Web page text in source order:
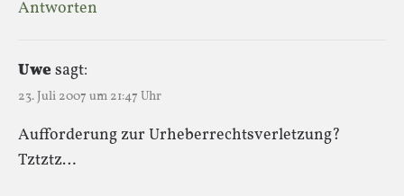
Antworten
Uwesagt:
23. Juli 2007 um 21:47 Uhr
Aufforderung zur Urheberrechtsverletzung?
Tztztz…